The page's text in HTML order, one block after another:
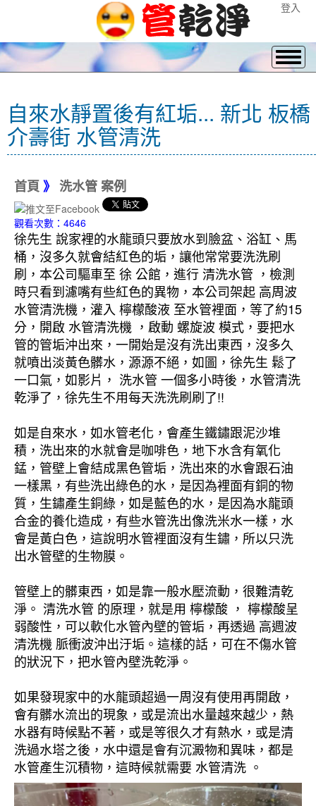
登入
自來水靜置後有紅垢... 新北 板橋
介壽街 水管清洗
首頁 》 洗水管 案例
觀看次數：4646
徐先生 說家裡的水龍頭只要放水到臉盆、浴缸、馬
桶，沒多久就會結紅色的垢，讓他常常要洗洗刷
刷，本公司驅車至 徐 公館，進行 清洗水管 ，檢測
時只看到濾嘴有些紅色的異物，本公司架起 高周波
水管清洗機，灌入 檸檬酸液 至水管裡面，等了約15
分，開啟 水管清洗機 ，啟動 螺旋波 模式，要把水
管的管垢沖出來，一開始是沒有洗出東西，沒多久
就噴出淡黃色髒水，源源不絕，如圖，徐先生 鬆了
一口氣，如影片， 洗水管 一個多小時後，水管清洗
乾淨了，徐先生不用每天洗洗刷刷了!!
如是自來水，如水管老化，會產生鐵鏽跟泥沙堆
積，洗出來的水就會是咖啡色，地下水含有氧化
錳，管壁上會結成黑色管垢，洗出來的水會跟石油
一樣黑，有些洗出綠色的水，是因為裡面有銅的物
質，生鏽產生銅綠，如是藍色的水，是因為水龍頭
合金的養化造成，有些水管洗出像洗米水一樣，水
會是黃白色，這說明水管裡面沒有生鏽，所以只洗
出水管壁的生物膜。
管壁上的髒東西，如是靠一般水壓流動，很難清乾
淨。 清洗水管 的原理，就是用 檸檬酸 ， 檸檬酸呈
弱酸性，可以軟化水管內壁的管垢，再透過 高週波
清洗機 脈衝波沖出汙垢。這樣的話，可在不傷水管
的狀況下，把水管內壁洗乾淨。
如果發現家中的水龍頭超過一周沒有使用再開啟，
會有髒水流出的現象，或是流出水量越來越少，熱
水器有時候點不著，或是等很久才有熱水，或是清
洗過水塔之後，水中還是會有沉澱物和異味，都是
水管產生沉積物，這時候就需要 水管清洗 。